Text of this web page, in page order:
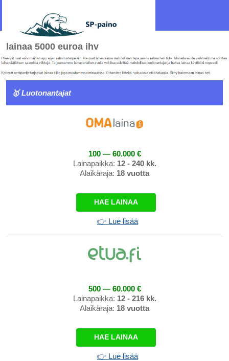
lainaa 5000 euroa ihv
🥇 Luotonantajat
100 — 60.000 €
Lainapaikka: 12 - 240 kk.
Alaikäraja: 18 vuotta
HAE LAINAA
👉 Lue lisää
500 — 60.000 €
Lainapaikka: 12 - 216 kk.
Alaikäraja: 18 vuotta
HAE LAINAA
👉 Lue lisää